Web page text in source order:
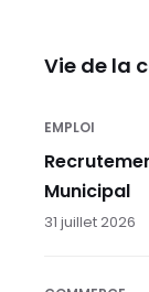
Vie de la
EMPLOI
Municipal
31 juillet 2026